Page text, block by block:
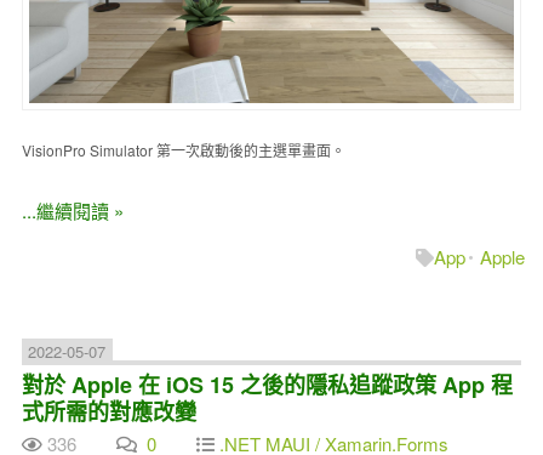
VisionPro Simulator 第一次啟動後的主選單畫面。
...繼續閱讀 »
App Apple
2022-05-07
對於 Apple 在 iOS 15 之後的隱私追蹤政策 App 程
式所需的對應改變
336 0 .NET MAUI / Xamarin.Forms